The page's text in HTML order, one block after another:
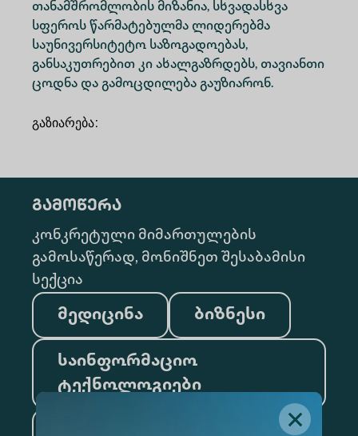
თანამშრომლობის მიზანია, სხვადასხვა
სფეროს წარმატებულმა ლიდერებმა
საუნივერსიტეტო საზოგადოებას,
განსაკუთრებით კი ახალგაზრდებს, თავიანთი
ცოდნა და გამოცდილება გაუზიარონ.
გაზიარება:
გამოწერა
კონკრეტული მიმართულების
გამოსაწერად, მონიშნეთ შესაბამისი
სექცია
მედიცინა ბიზნესი
საინფორმაციო
ტექნოლოგიები